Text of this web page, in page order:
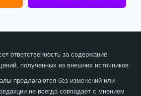
ответственность за содержание
полученных из внешних источников.
предлагаются без изменений или
не всегда совпадает с мнением